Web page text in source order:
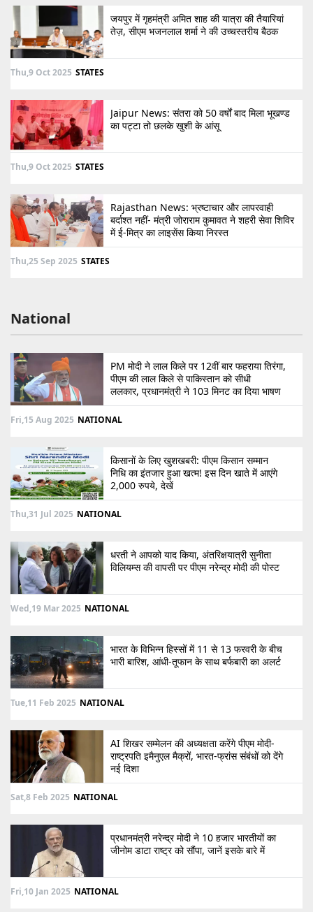
जयपुर में गृहमंत्री अमित शाह की यात्रा की तैयारियां
तेज़, सीएम भजनलाल शर्मा ने की उच्चस्तरीय बैठक
Thu,9 Oct 2025 STATES
Jaipur News: संतरा को 50 वर्षों बाद मिला भूखण्ड
का पट्टा तो छलके खुशी के आंसू
Thu,9 Oct 2025 STATES
Rajasthan News: भ्रष्टाचार और लापरवाही
बर्दाश्त नहीं- मंत्री जोराराम कुमावत ने शहरी सेवा शिविर
में ई-मित्र का लाइसेंस किया निरस्त
Thu,25 Sep 2025 STATES
National
PM मोदी ने लाल किले पर 12वीं बार फहराया तिरंगा,
पीएम की लाल किले से पाकिस्तान को सीधी
ललकार, प्रधानमंत्री ने 103 मिनट का दिया भाषण
Fri,15 Aug 2025 NATIONAL
किसानों के लिए खुशखबरी: पीएम किसान सम्मान
निधि का इंतजार हुआ खत्म! इस दिन खाते में आएंगे
2,000 रुपये, देखें
Thu,31 Jul 2025 NATIONAL
धरती ने आपको याद किया, अंतरिक्षयात्री सुनीता
विलियम्स की वापसी पर पीएम नरेन्द्र मोदी की पोस्ट
Wed,19 Mar 2025 NATIONAL
भारत के विभिन्न हिस्सों में 11 से 13 फरवरी के बीच
भारी बारिश, आंधी-तूफान के साथ बर्फबारी का अलर्ट
Tue,11 Feb 2025 NATIONAL
AI शिखर सम्मेलन की अध्यक्षता करेंगे पीएम मोदी-
राष्ट्रपति इमैनुएल मैक्रों, भारत-फ्रांस संबंधों को देंगे
नई दिशा
Sat,8 Feb 2025 NATIONAL
प्रधानमंत्री नरेन्द्र मोदी ने 10 हजार भारतीयों का
जीनोम डाटा राष्ट्र को सौंपा, जानें इसके बारे में
Fri,10 Jan 2025 NATIONAL